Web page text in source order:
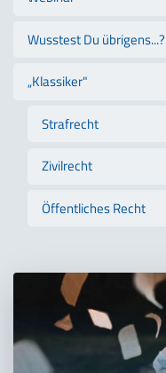
Wusstest Du übrigens...?
„Klassiker"
Strafrecht
Zivilrecht
Öffentliches Recht